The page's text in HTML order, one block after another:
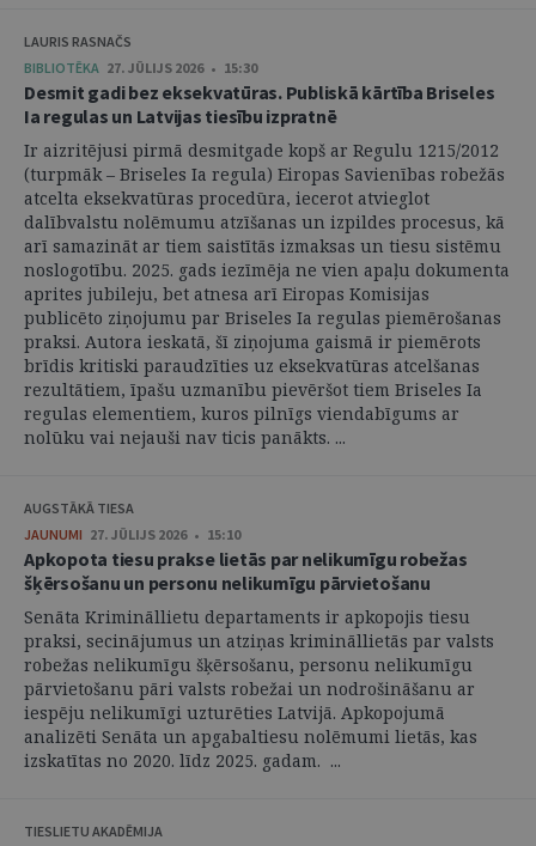
LAURIS RASNAČS
BIBLIOTĒKA 27. JŪLIJS 2026 • 15:30
Desmit gadi bez eksekvatūras. Publiskā kārtība Briseles
Ia regulas un Latvijas tiesību izpratnē
Ir aizritējusi pirmā desmitgade kopš ar Regulu 1215/2012
(turpmāk – Briseles Ia regula) Eiropas Savienības robežās
atcelta eksekvatūras procedūra, iecerot atvieglot
dalībvalstu nolēmumu atzīšanas un izpildes procesus, kā
arī samazināt ar tiem saistītās izmaksas un tiesu sistēmu
noslogotību. 2025. gads iezīmēja ne vien apaļu dokumenta
aprites jubileju, bet atnesa arī Eiropas Komisijas
publicēto ziņojumu par Briseles Ia regulas piemērošanas
praksi. Autora ieskatā, šī ziņojuma gaismā ir piemērots
brīdis kritiski paraudzīties uz eksekvatūras atcelšanas
rezultātiem, īpašu uzmanību pievēršot tiem Briseles Ia
regulas elementiem, kuros pilnīgs viendabīgums ar
nolūku vai nejauši nav ticis panākts. ...
AUGSTĀKĀ TIESA
JAUNUMI 27. JŪLIJS 2026 • 15:10
Apkopota tiesu prakse lietās par nelikumīgu robežas
šķērsošanu un personu nelikumīgu pārvietošanu
Senāta Krimināllietu departaments ir apkopojis tiesu
praksi, secinājumus un atziņas krimināllietās par valsts
robežas nelikumīgu šķērsošanu, personu nelikumīgu
pārvietošanu pāri valsts robežai un nodrošināšanu ar
iespēju nelikumīgi uzturēties Latvijā. Apkopojumā
analizēti Senāta un apgabaltiesu nolēmumi lietās, kas
izskatītas no 2020. līdz 2025. gadam. ...
TIESLIETU AKADĒMIJA